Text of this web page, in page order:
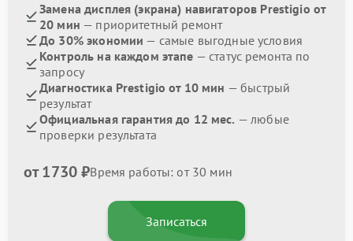
Замена дисплея (экрана) навигаторов Prestigio от
20 мин — приоритетный ремонт
До 30% экономии — самые выгодные условия
Контроль на каждом этапе — статус ремонта по
запросу
Диагностика Prestigio от 10 мин — быстрый
результат
Официальная гарантия до 12 мес. — любые
проверки результата
от 1730 ₽Время работы: от 30 мин
Записаться